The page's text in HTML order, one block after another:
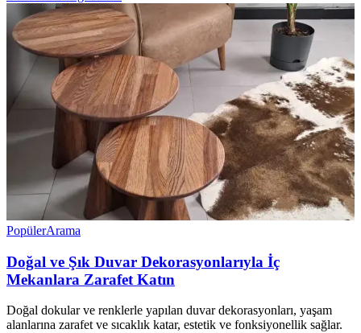
PopülerArama
Doğal ve Şık Duvar Dekorasyonlarıyla İç
Mekanlara Zarafet Katın
Doğal dokular ve renklerle yapılan duvar dekorasyonları, yaşam
alanlarına zarafet ve sıcaklık katar, estetik ve fonksiyonellik sağlar.